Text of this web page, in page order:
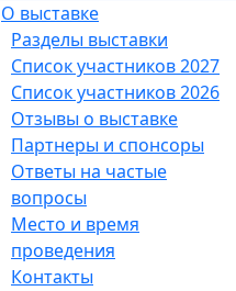
О выставке
Разделы выставки
Список участников 2027
Список участников 2026
Отзывы о выставке
Партнеры и спонсоры
Ответы на частые
вопросы
Место и время
проведения
Контакты